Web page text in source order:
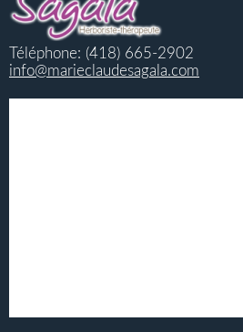
Téléphone: (418) 665-2902
info@marieclaudesagala.com